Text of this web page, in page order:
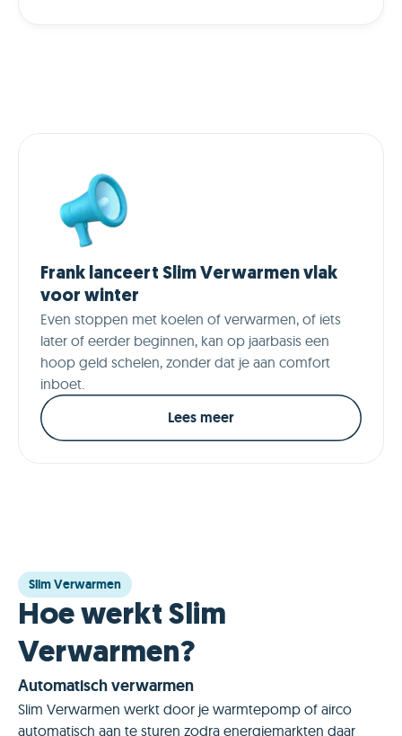
Frank lanceert Slim Verwarmen vlak
voor winter
Even stoppen met koelen of verwarmen, of iets
later of eerder beginnen, kan op jaarbasis een
hoop geld schelen, zonder dat je aan comfort
inboet.
Lees meer
Slim Verwarmen
Hoe werkt Slim
Verwarmen?
Automatisch verwarmen
Slim Verwarmen werkt door je warmtepomp of airco
automatisch aan te sturen zodra energiemarkten daar